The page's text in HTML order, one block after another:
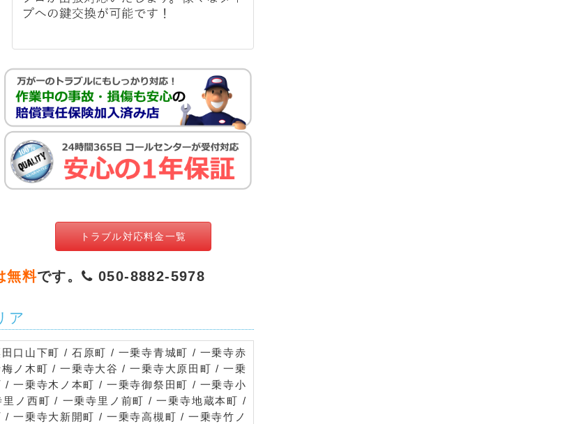
トラブル対応料金一覧
無料です。 050-8882-5978
ア
口山下町 / 石原町 / 一乗寺青城町 / 一乗寺赤
ノ木町 / 一乗寺大谷 / 一乗寺大原田町 / 一乗
一乗寺木ノ本町 / 一乗寺御祭田町 / 一乗寺小
ノ西町 / 一乗寺里ノ前町 / 一乗寺地蔵本町 /
一乗寺大新開町 / 一乗寺高槻町 / 一乗寺竹ノ